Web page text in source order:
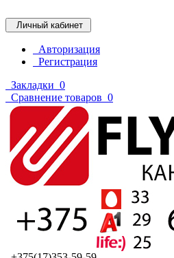
Личный кабинет
Авторизация
Регистрация
Закладки 0
Сравнение товаров 0